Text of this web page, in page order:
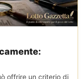
offrire un criterio di